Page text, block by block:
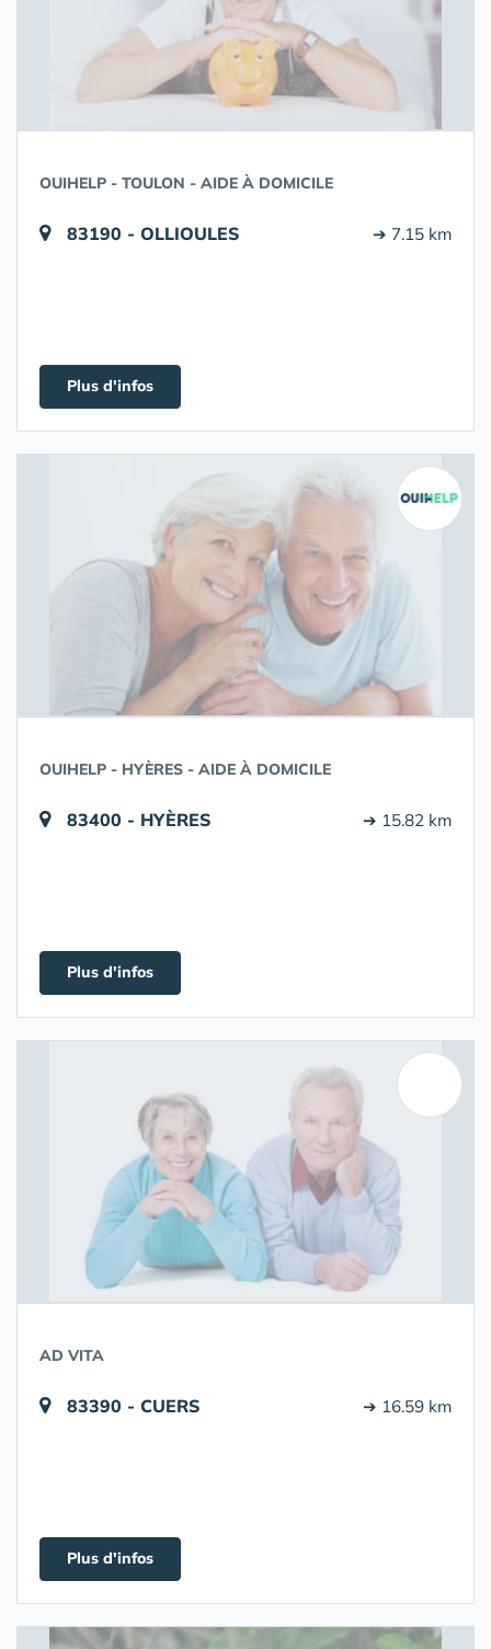
OUIHELP - TOULON - AIDE À DOMICILE
83190 - OLLIOULES ➔ 7.15 km
Plus d'infos
OUIHELP - HYÈRES - AIDE À DOMICILE
83400 - HYÈRES ➔ 15.82 km
Plus d'infos
AD VITA
83390 - CUERS ➔ 16.59 km
Plus d'infos